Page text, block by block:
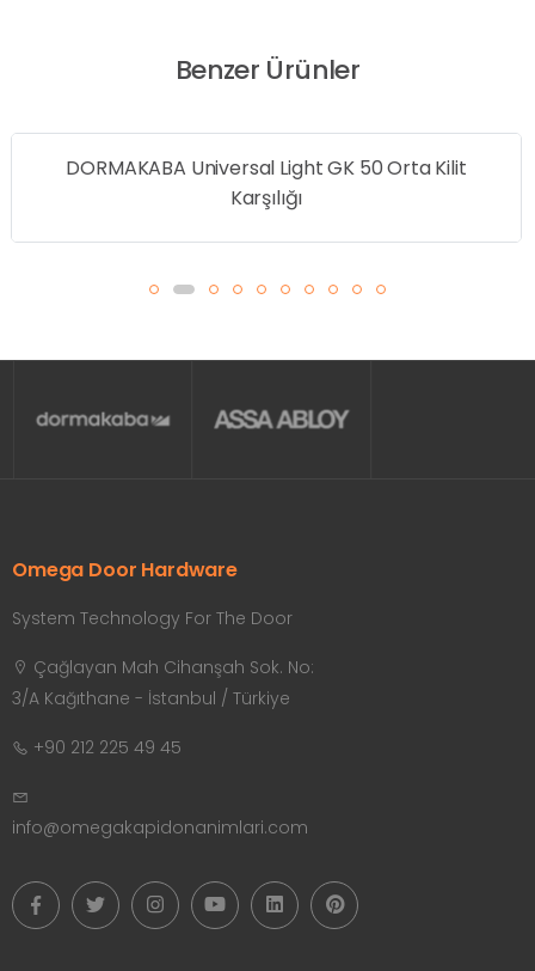
Benzer Ürünler
DORMAKABA Universal Light GK 50 Orta Kilit
Karşılığı
Omega Door Hardware
System Technology For The Door
Çağlayan Mah Cihanşah Sok. No:
3/A Kağıthane - İstanbul / Türkiye
+90 212 225 49 45
info@omegakapidonanimlari.com